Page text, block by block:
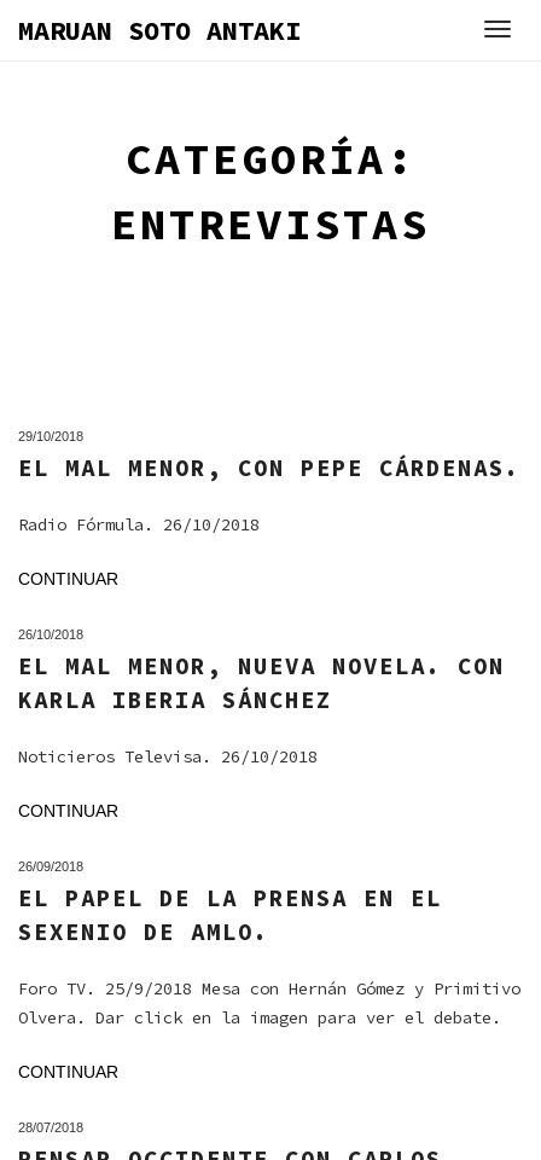
MARUAN SOTO ANTAKI
CATEGORÍA:
ENTREVISTAS
29/10/2018
EL MAL MENOR, CON PEPE CÁRDENAS.
Radio Fórmula. 26/10/2018
CONTINUAR
26/10/2018
EL MAL MENOR, NUEVA NOVELA. CON
KARLA IBERIA SÁNCHEZ
Noticieros Televisa. 26/10/2018
CONTINUAR
26/09/2018
EL PAPEL DE LA PRENSA EN EL
SEXENIO DE AMLO.
Foro TV. 25/9/2018 Mesa con Hernán Gómez y Primitivo
Olvera. Dar click en la imagen para ver el debate.
CONTINUAR
28/07/2018